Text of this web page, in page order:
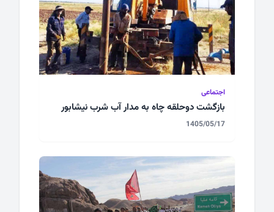
اجتماعی
بازگشت دوحلقه چاه به مدار آب شرب نیشابور
1405/05/17